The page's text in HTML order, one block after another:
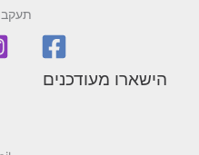
הישארו מעודכנים